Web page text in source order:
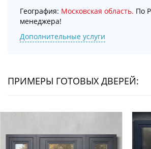
География: Московская область. По
менеджера!
Дополнительные услуги
ПРИМЕРЫ ГОТОВЫХ ДВЕРЕЙ: